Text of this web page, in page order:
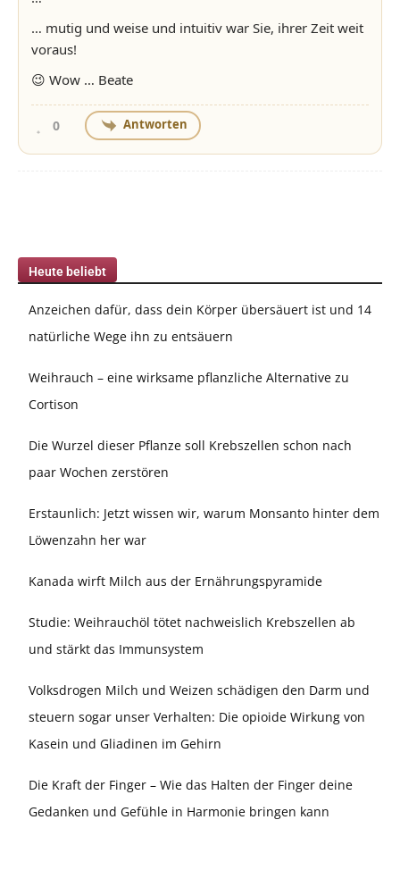
… mutig und weise und intuitiv war Sie, ihrer Zeit weit
voraus!
😉 Wow … Beate
0 Antworten
Heute beliebt
Anzeichen dafür, dass dein Körper übersäuert ist und 14
natürliche Wege ihn zu entsäuern
Weihrauch – eine wirksame pflanzliche Alternative zu
Cortison
Die Wurzel dieser Pflanze soll Krebszellen schon nach
paar Wochen zerstören
Erstaunlich: Jetzt wissen wir, warum Monsanto hinter dem
Löwenzahn her war
Kanada wirft Milch aus der Ernährungspyramide
Studie: Weihrauchöl tötet nachweislich Krebszellen ab
und stärkt das Immunsystem
Volksdrogen Milch und Weizen schädigen den Darm und
steuern sogar unser Verhalten: Die opioide Wirkung von
Kasein und Gliadinen im Gehirn
Die Kraft der Finger – Wie das Halten der Finger deine
Gedanken und Gefühle in Harmonie bringen kann